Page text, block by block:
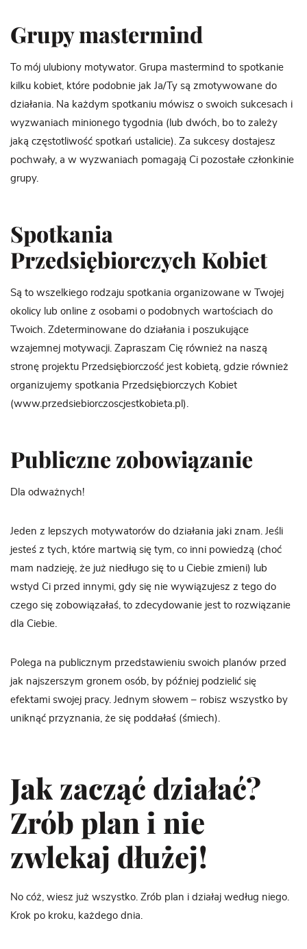
Grupy mastermind
To mój ulubiony motywator. Grupa mastermind to spotkanie
kilku kobiet, które podobnie jak Ja/Ty są zmotywowane do
działania. Na każdym spotkaniu mówisz o swoich sukcesach i
wyzwaniach minionego tygodnia (lub dwóch, bo to zależy
jaką częstotliwość spotkań ustalicie). Za sukcesy dostajesz
pochwały, a w wyzwaniach pomagają Ci pozostałe członkinie
grupy.
Spotkania
Przedsiębiorczych Kobiet
Są to wszelkiego rodzaju spotkania organizowane w Twojej
okolicy lub online z osobami o podobnych wartościach do
Twoich. Zdeterminowane do działania i poszukujące
wzajemnej motywacji. Zapraszam Cię również na naszą
stronę projektu Przedsiębiorczość jest kobietą, gdzie również
organizujemy spotkania Przedsiębiorczych Kobiet
(www.przedsiebiorczoscjestkobieta.pl).
Publiczne zobowiązanie
Dla odważnych!
Jeden z lepszych motywatorów do działania jaki znam. Jeśli
jesteś z tych, które martwią się tym, co inni powiedzą (choć
mam nadzieję, że już niedługo się to u Ciebie zmieni) lub
wstyd Ci przed innymi, gdy się nie wywiązujesz z tego do
czego się zobowiązałaś, to zdecydowanie jest to rozwiązanie
dla Ciebie.
Polega na publicznym przedstawieniu swoich planów przed
jak najszerszym gronem osób, by później podzielić się
efektami swojej pracy. Jednym słowem – robisz wszystko by
uniknąć przyznania, że się poddałaś (śmiech).
Jak zacząć działać?
Zrób plan i nie
zwlekaj dłużej!
No cóż, wiesz już wszystko. Zrób plan i działaj według niego.
Krok po kroku, każdego dnia.